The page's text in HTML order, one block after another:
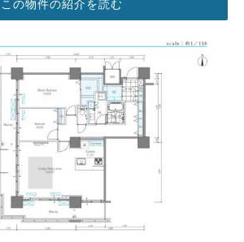
この物件の紹介を読む